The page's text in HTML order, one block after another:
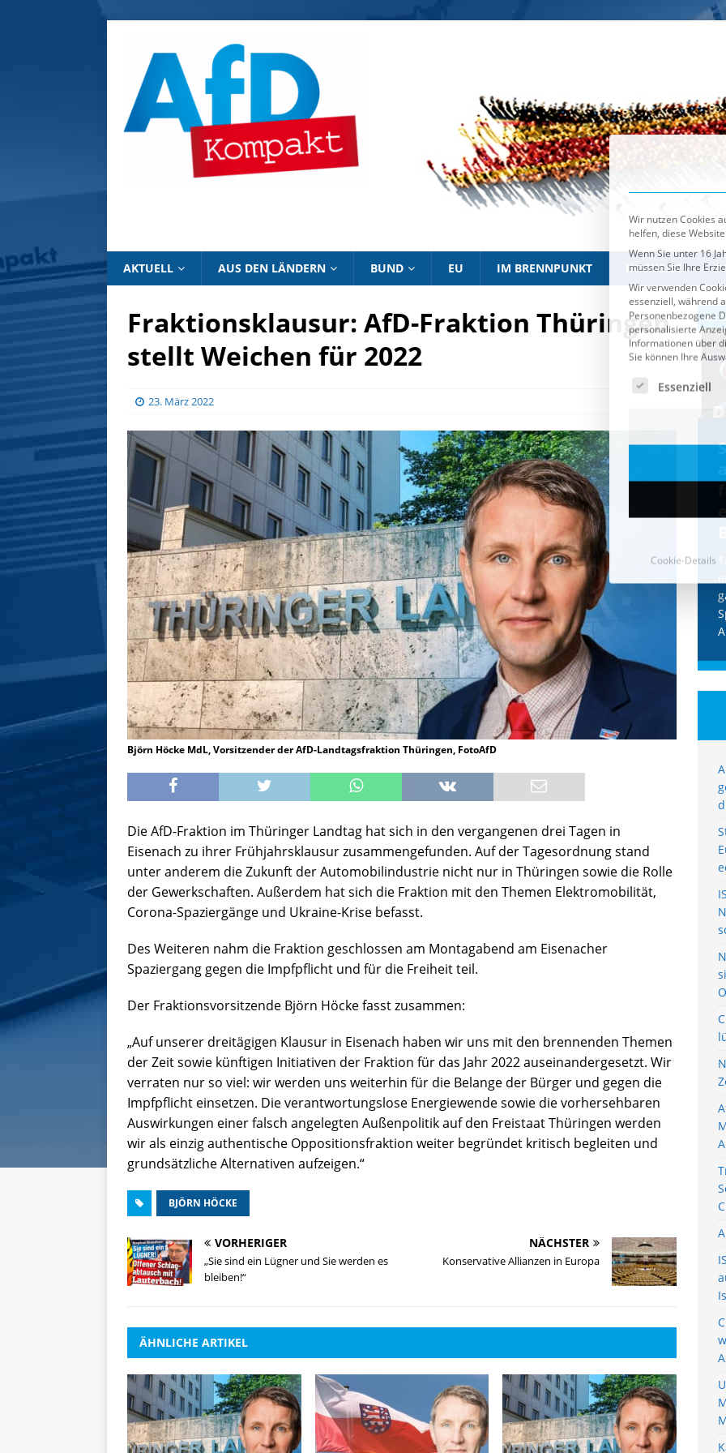
AKTUELL AUS DEN LÄNDERN BUND EU IM BRENNPUNKT HINWEISE
Fraktionsklausur: AfD-Fraktion Thüringen
stellt Weichen für 2022
23. März 2022
Björn Höcke MdL, Vorsitzender der AfD-Landtagsfraktion Thüringen, FotoAfD
Die AfD-Fraktion im Thüringer Landtag hat sich in den vergangenen drei Tagen in
Eisenach zu ihrer Frühjahrsklausur zusammengefunden. Auf der Tagesordnung stand
unter anderem die Zukunft der Automobilindustrie nicht nur in Thüringen sowie die Rolle
der Gewerkschaften. Außerdem hat sich die Fraktion mit den Themen Elektromobilität,
Corona-Spaziergänge und Ukraine-Krise befasst.
Des Weiteren nahm die Fraktion geschlossen am Montagabend am Eisenacher
Spaziergang gegen die Impfpflicht und für die Freiheit teil.
Der Fraktionsvorsitzende Björn Höcke fasst zusammen:
„Auf unserer dreitägigen Klausur in Eisenach haben wir uns mit den brennenden Themen
der Zeit sowie künftigen Initiativen der Fraktion für das Jahr 2022 auseinandergesetzt. Wir
verraten nur so viel: wir werden uns weiterhin für die Belange der Bürger und gegen die
Impfpflicht einsetzen. Die verantwortungslose Energiewende sowie die vorhersehbaren
Auswirkungen einer falsch angelegten Außenpolitik auf den Freistaat Thüringen werden
wir als einzig authentische Oppositionsfraktion weiter begründet kritisch begleiten und
grundsätzliche Alternativen aufzeigen.“
BJÖRN HÖCKE
VORHERIGER
„Sie sind ein Lügner und Sie werden es
bleiben!“
NÄCHSTER
Konservative Allianzen in Europa
ÄHNLICHE ARTIKEL
IM BRENNPUNKT
CDU & Ampel wollen nach
der Wahl wieder Afghanen
einfliegen: Zeit für ein
Asylmoratorium!
Die Bundesregierung und die CDU
halten die Wähler für dumm! Weil die
Stimmung wegen der von Afghanen
verübten Anschläge kippte, wurden die
Flüge vor der[...]
IM
Wir nutzen Cookies
helfen, diese
Wenn Sie unter 16
Wir verwenden
essenziell, während
Personenbezogene
Informationen über
Sie können Ihre
Es folgt eine
Essenziell